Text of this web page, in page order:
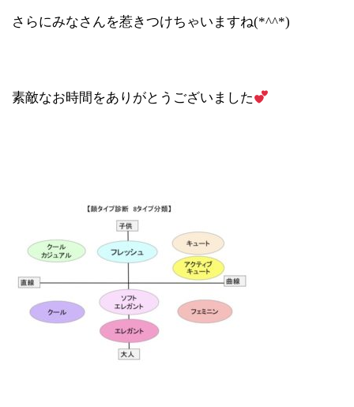
さらにみなさんを惹きつけちゃいますね(*^^*)
素敵なお時間をありがとうございました